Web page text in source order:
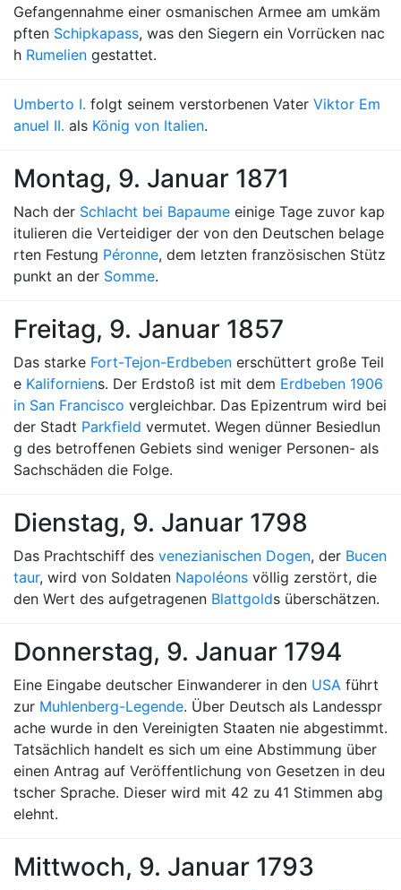
Gefangennahme einer osmanischen Armee am umkäm
pften Schipkapass, was den Siegern ein Vorrücken nac
h Rumelien gestattet.
Umberto I. folgt seinem verstorbenen Vater Viktor Em
anuel II. als König von Italien.
Montag, 9. Januar 1871
Nach der Schlacht bei Bapaume einige Tage zuvor kap
itulieren die Verteidiger der von den Deutschen belage
rten Festung Péronne, dem letzten französischen Stütz
punkt an der Somme.
Freitag, 9. Januar 1857
Das starke Fort-Tejon-Erdbeben erschüttert große Teil
e Kaliforniens. Der Erdstoß ist mit dem Erdbeben 1906
in San Francisco vergleichbar. Das Epizentrum wird bei
der Stadt Parkfield vermutet. Wegen dünner Besiedlun
g des betroffenen Gebiets sind weniger Personen- als
Sachschäden die Folge.
Dienstag, 9. Januar 1798
Das Prachtschiff des venezianischen Dogen, der Bucen
taur, wird von Soldaten Napoléons völlig zerstört, die
den Wert des aufgetragenen Blattgolds überschätzen.
Donnerstag, 9. Januar 1794
Eine Eingabe deutscher Einwanderer in den USA führt
zur Muhlenberg-Legende. Über Deutsch als Landesspr
ache wurde in den Vereinigten Staaten nie abgestimmt.
Tatsächlich handelt es sich um eine Abstimmung über
einen Antrag auf Veröffentlichung von Gesetzen in deu
tscher Sprache. Dieser wird mit 42 zu 41 Stimmen abg
elehnt.
Mittwoch, 9. Januar 1793